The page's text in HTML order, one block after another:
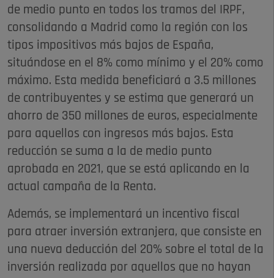
de medio punto en todos los tramos del IRPF,
consolidando a Madrid como la región con los
tipos impositivos más bajos de España,
situándose en el 8% como mínimo y el 20% como
máximo. Esta medida beneficiará a 3.5 millones
de contribuyentes y se estima que generará un
ahorro de 350 millones de euros, especialmente
para aquellos con ingresos más bajos. Esta
reducción se suma a la de medio punto
aprobada en 2021, que se está aplicando en la
actual campaña de la Renta.
Además, se implementará un incentivo fiscal
para atraer inversión extranjera, que consiste en
una nueva deducción del 20% sobre el total de la
inversión realizada por aquellos que no hayan